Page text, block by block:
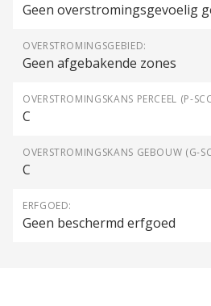
Geen overstromingsgevoelig
OVERSTROMINGSGEBIED:
Geen afgebakende zones
OVERSTROMINGSKANS PERCEEL (P-
C
OVERSTROMINGSKANS GEBOUW (G-
C
ERFGOED:
Geen beschermd erfgoed